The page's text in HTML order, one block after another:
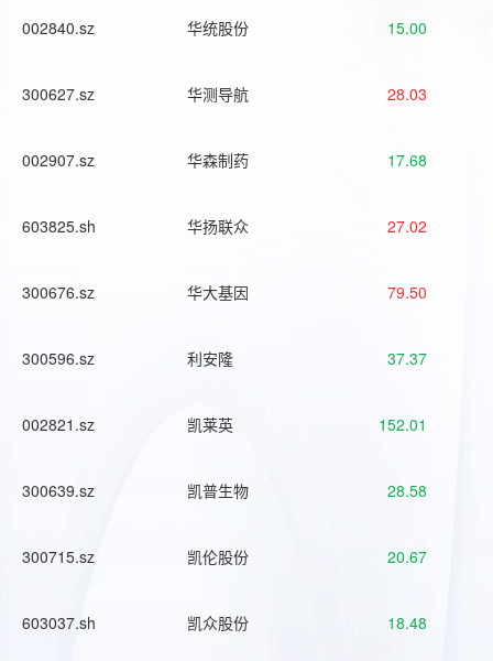
002840.sz 华统股份 15.00
300627.sz 华测导航 28.03
002907.sz 华森制药 17.68
603825.sh 华扬联众 27.02
300676.sz 华大基因 79.50
300596.sz 利安隆 37.37
002821.sz 凯莱英 152.01
300639.sz 凯普生物 28.58
300715.sz 凯伦股份 20.67
603037.sh 凯众股份 18.48